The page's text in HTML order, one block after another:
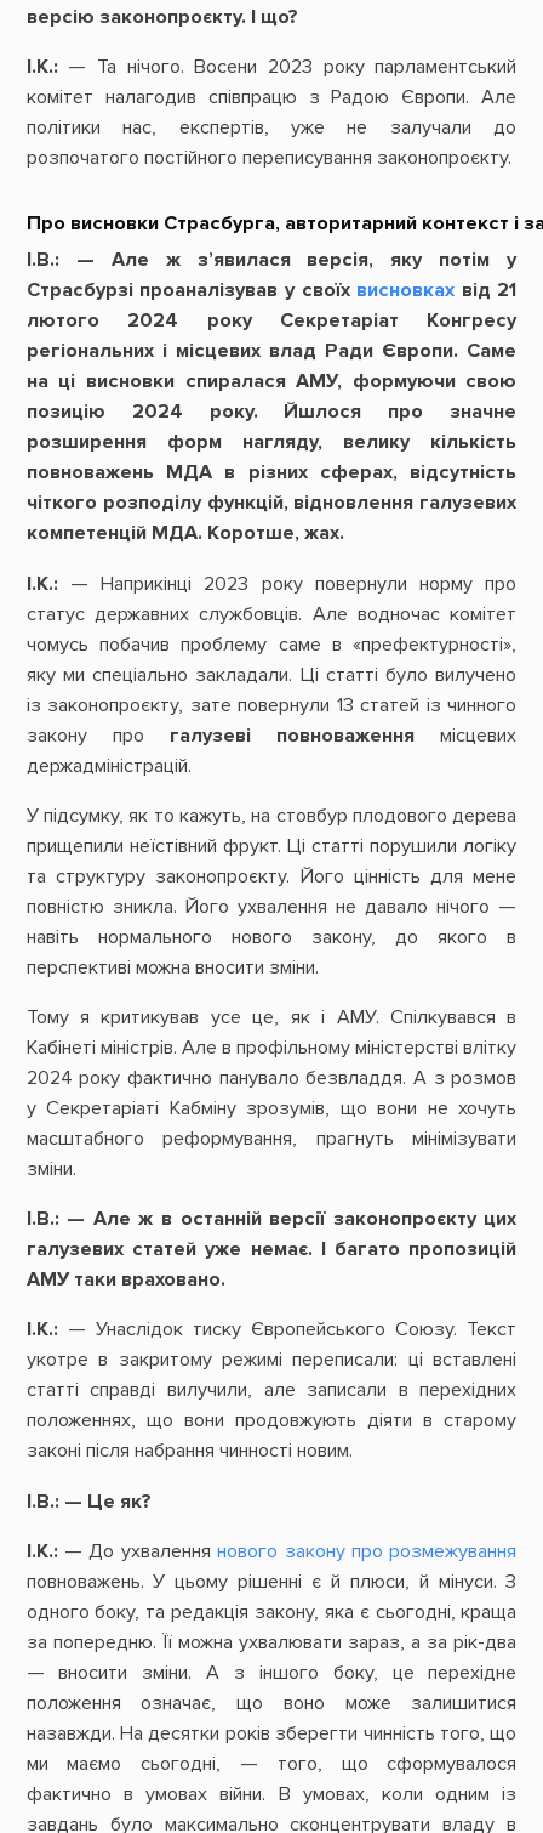
версію законопроєкту. І що?
І.К.: — Та нічого. Восени 2023 року парламентський
комітет налагодив співпрацю з Радою Європи. Але
політики нас, експертів, уже не залучали до
розпочатого постійного переписування законопроєкту.
Про висновки Страсбурга, авторитарний контекст і
І.В.:
— Але ж з’явилася версія, яку потім у
Страсбурзі проаналізував у своїх висновках від 21
лютого 2024 року Секретаріат Конгресу
регіональних і місцевих влад Ради Європи. Саме
на ці висновки спиралася АМУ, формуючи свою
позицію 2024 року. Йшлося про значне
розширення форм нагляду, велику кількість
повноважень МДА в різних сферах, відсутність
чіткого розподілу функцій, відновлення галузевих
компетенцій МДА. Коротше, жах.
І.К.: — Наприкінці 2023 року повернули норму про
статус державних службовців. Але водночас комітет
чомусь побачив проблему саме в «префектурності»,
яку ми спеціально закладали. Ці статті було вилучено
із законопроєкту, зате повернули 13 статей із чинного
закону про галузеві повноваження місцевих
держадміністрацій.
У підсумку, як то кажуть, на стовбур плодового дерева
прищепили неїстівний фрукт. Ці статті порушили логіку
та структуру законопроєкту. Його цінність для мене
повністю зникла. Його ухвалення не давало нічого —
навіть нормального нового закону, до якого в
перспективі можна вносити зміни.
Тому я критикував усе це, як і АМУ. Спілкувався в
Кабінеті міністрів. Але в профільному міністерстві влітку
2024 року фактично панувало безвладдя. А з розмов
у Секретаріаті Кабміну зрозумів, що вони не хочуть
масштабного реформування, прагнуть мінімізувати
зміни.
І.В.: — Але ж в останній версії законопроєкту цих
галузевих статей уже немає. І багато пропозицій
АМУ таки враховано.
І.К.: — Унаслідок тиску Європейського Союзу. Текст
укотре в закритому режимі переписали: ці вставлені
статті справді вилучили, але записали в перехідних
положеннях, що вони продовжують діяти в старому
законі після набрання чинності новим.
І.В.: — Це як?
І.К.: — До ухваленнянового закону про розмежування
повноважень. У цьому рішенні є й плюси, й мінуси. З
одного боку, та редакція закону, яка є сьогодні, краща
за попередню. Її можна ухвалювати зараз, а за рік-два
— вносити зміни. А з іншого боку, це перехідне
положення означає, що воно може залишитися
назавжди. На десятки років зберегти чинність того, що
ми маємо сьогодні, — того, що сформувалося
фактично в умовах війни. В умовах, коли одним із
завдань було максимально сконцентрувати владу в